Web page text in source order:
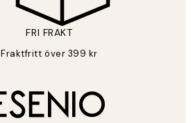
FRI FRAKT
Fraktfritt över 399 kr